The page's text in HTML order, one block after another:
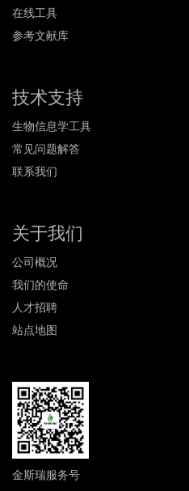
在线工具
参考文献库
技术支持
生物信息学工具
常见问题解答
联系我们
关于我们
公司概况
我们的使命
人才招聘
站点地图
金斯瑞服务号